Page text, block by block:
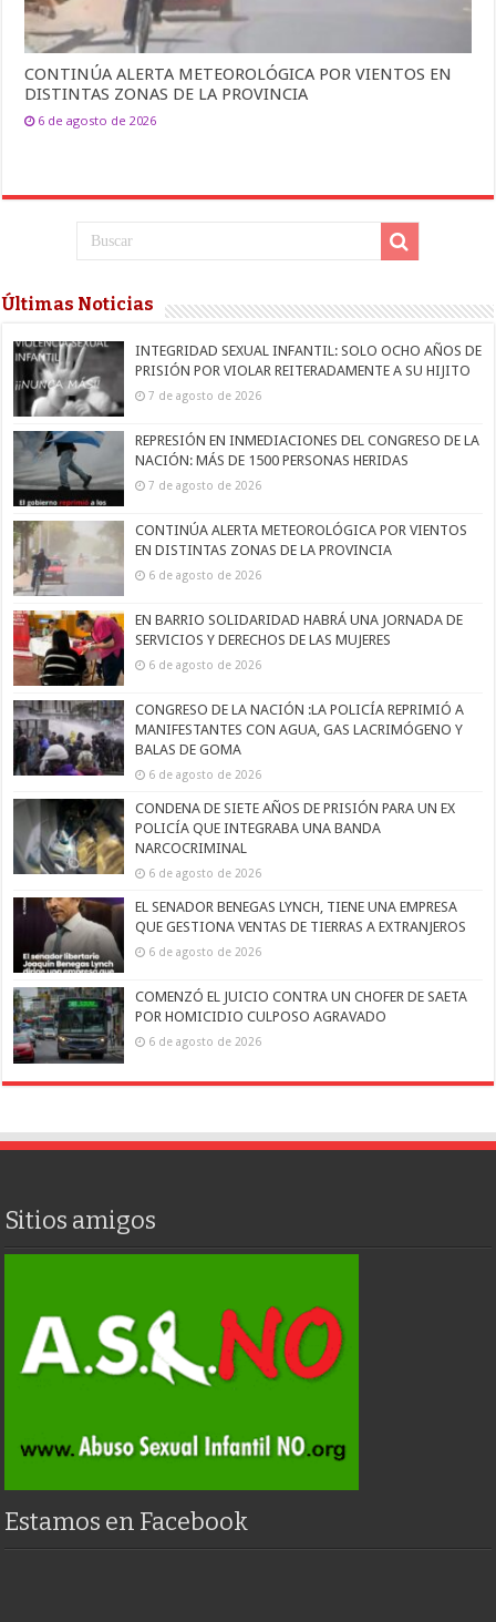
CONTINÚA ALERTA METEOROLÓGICA POR VIENTOS EN
DISTINTAS ZONAS DE LA PROVINCIA
6 de agosto de 2026
Últimas Noticias
INTEGRIDAD SEXUAL INFANTIL: SOLO OCHO AÑOS DE
PRISIÓN POR VIOLAR REITERADAMENTE A SU HIJITO
7 de agosto de 2026
REPRESIÓN EN INMEDIACIONES DEL CONGRESO DE LA
NACIÓN: MÁS DE 1500 PERSONAS HERIDAS
7 de agosto de 2026
CONTINÚA ALERTA METEOROLÓGICA POR VIENTOS
EN DISTINTAS ZONAS DE LA PROVINCIA
6 de agosto de 2026
EN BARRIO SOLIDARIDAD HABRÁ UNA JORNADA DE
SERVICIOS Y DERECHOS DE LAS MUJERES
6 de agosto de 2026
CONGRESO DE LA NACIÓN :LA POLICÍA REPRIMIÓ A
MANIFESTANTES CON AGUA, GAS LACRIMÓGENO Y
BALAS DE GOMA
6 de agosto de 2026
CONDENA DE SIETE AÑOS DE PRISIÓN PARA UN EX
POLICÍA QUE INTEGRABA UNA BANDA
NARCOCRIMINAL
6 de agosto de 2026
EL SENADOR BENEGAS LYNCH, TIENE UNA EMPRESA
QUE GESTIONA VENTAS DE TIERRAS A EXTRANJEROS
6 de agosto de 2026
COMENZÓ EL JUICIO CONTRA UN CHOFER DE SAETA
POR HOMICIDIO CULPOSO AGRAVADO
6 de agosto de 2026
Sitios amigos
Estamos en Facebook